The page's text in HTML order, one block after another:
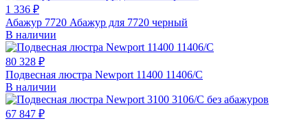
1 336 ₽
Абажур 7720 Абажур для 7720 черный
В наличии
80 328 ₽
Подвесная люстра Newport 11400 11406/C
В наличии
67 847 ₽